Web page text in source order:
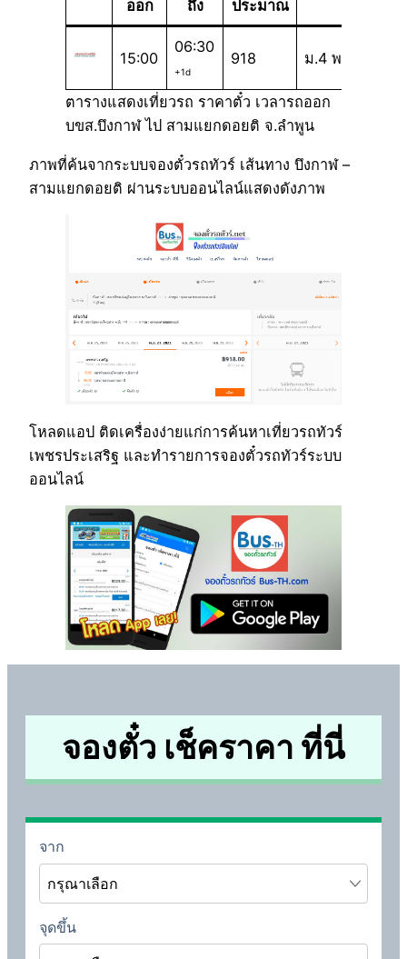
ออก ถึง ประมาณ
15:00
06:30
+1d
918 ม.4 พ
ตารางแสดงเที่ยวรถ ราคาตั๋ว เวลารถออก
บขส.บึงกาฬ ไป สามแยกดอยติ จ.ลำพูน
ภาพที่ค้นจากระบบจองตั๋วรถทัวร์ เส้นทาง บึงกาฬ –
สามแยกดอยติ ผ่านระบบออนไลน์แสดงดังภาพ
โหลดแอป ติดเครื่องง่ายแก่การค้นหาเที่ยวรถทัวร์
เพชรประเสริฐ และทำรายการจองตั๋วรถทัวร์ระบบ
ออนไลน์
จองตั๋ว เช็คราคา ที่นี่